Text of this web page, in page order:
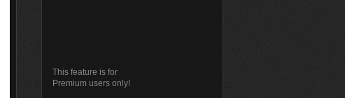
This feature is for
Premium users only!